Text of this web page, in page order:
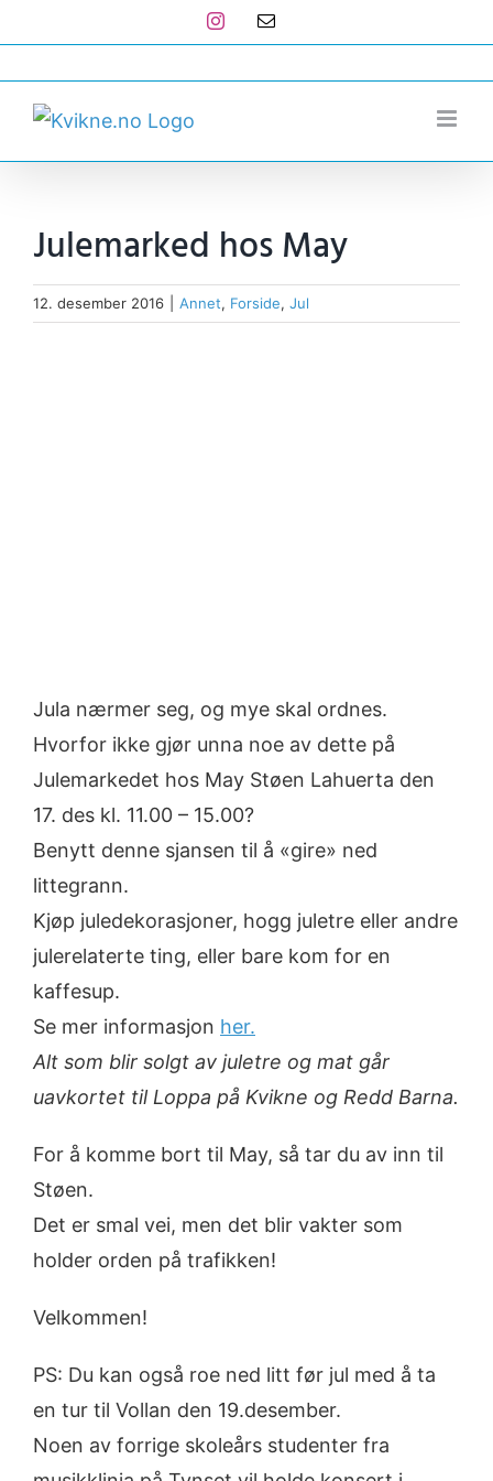
to
content
Instagram
E-
Julemarked hos May
12. desember 2016 Annet, Forside, Jul
Jula nærmer seg, og mye skal ordnes.
Hvorfor ikke gjør unna noe av dette på
Julemarkedet hos May Støen Lahuerta den
17. des kl. 11.00 – 15.00?
Benytt denne sjansen til å «gire» ned
littegrann.
Kjøp juledekorasjoner, hogg juletre eller andre
julerelaterte ting, eller bare kom for en
kaffesup.
Se mer informasjon her.
Alt som blir solgt av juletre og mat går
uavkortet til Loppa på Kvikne og Redd Barna.
For å komme bort til May, så tar du av inn til
Støen.
Det er smal vei, men det blir vakter som
holder orden på trafikken!
Velkommen!
PS: Du kan også roe ned litt før jul med å ta
en tur til Vollan den 19.desember.
Noen av forrige skoleårs studenter fra